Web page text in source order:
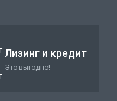
Лизинг и кредит
Это выгодно!